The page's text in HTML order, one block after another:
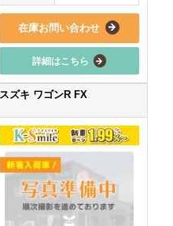
在庫お問い合わせ
詳細はこちら
スズキ ワゴンR FX